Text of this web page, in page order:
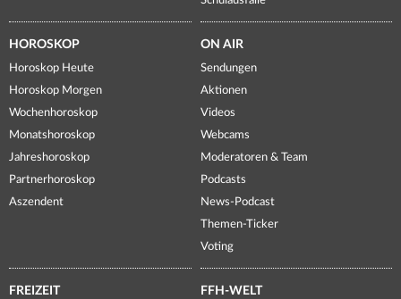
HOROSKOP
Horoskop Heute
Horoskop Morgen
Wochenhoroskop
Monatshoroskop
Jahreshoroskop
Partnerhoroskop
Aszendent
ON AIR
Sendungen
Aktionen
Videos
Webcams
Moderatoren & Team
Podcasts
News-Podcast
Themen-Ticker
Voting
FREIZEIT FFH-WELT